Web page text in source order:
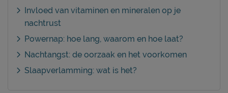
Invloed van vitaminen en mineralen op je
nachtrust
Powernap: hoe lang, waarom en hoe laat?
Nachtangst: de oorzaak en het voorkomen
Slaapverlamming: wat is het?